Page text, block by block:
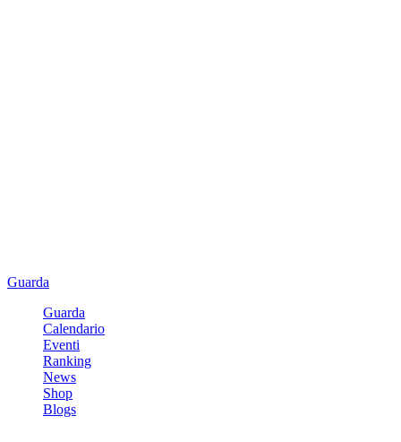
Guarda
Guarda
Calendario
Eventi
Ranking
News
Shop
Blogs